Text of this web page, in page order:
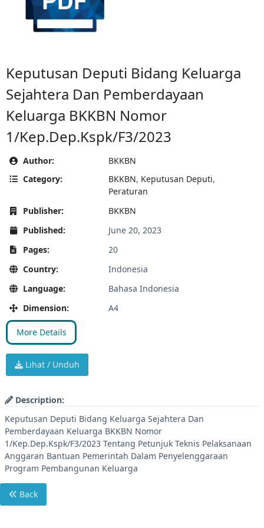
Keputusan Deputi Bidang Keluarga
Sejahtera Dan Pemberdayaan
Keluarga BKKBN Nomor
1/Kep.Dep.Kspk/F3/2023
Author:
BKKBN
Category:
BKKBN, Keputusan Deputi,
Peraturan
Publisher:
BKKBN
Published:
June 20, 2023
Pages:
20
Country:
Indonesia
Language:
Bahasa Indonesia
Dimension:
A4
More Details
Lihat / Unduh
Description:
Keputusan Deputi Bidang Keluarga Sejahtera Dan
Pemberdayaan Keluarga BKKBN Nomor
1/Kep.Dep.Kspk/F3/2023 Tentang Petunjuk Teknis Pelaksanaan
Anggaran Bantuan Pemerintah Dalam Penyelenggaraan
Program Pembangunan Keluarga
Back